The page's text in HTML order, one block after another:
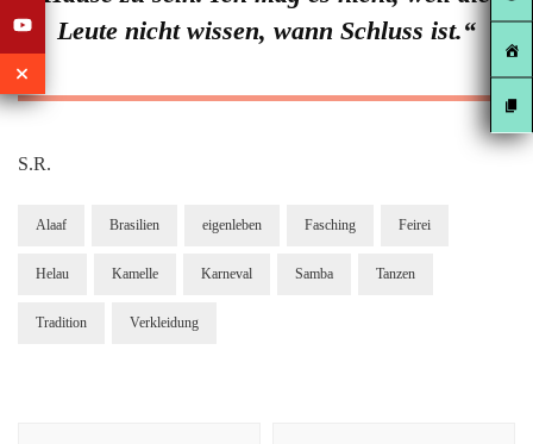
Leute nicht wissen, wann Schluss ist.“
S.R.
Alaaf Brasilien eigenleben Fasching Feirei
Helau Kamelle Karneval Samba Tanzen
Tradition Verkleidung